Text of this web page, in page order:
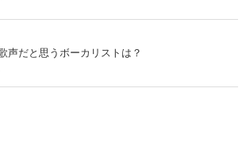
声だと思うボーカリストは？